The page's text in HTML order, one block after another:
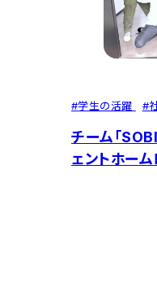
#学生の活躍 #
チーム「
ェントホー